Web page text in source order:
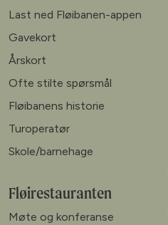
Last ned Fløibanen-appen
Gavekort
Årskort
Ofte stilte spørsmål
Fløibanens historie
Turoperatør
Skole/barnehage
Fløirestauranten
Møte og konferanse